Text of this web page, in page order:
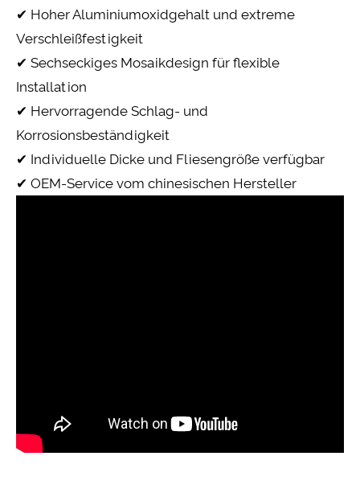
✔ Hoher Aluminiumoxidgehalt und extreme
Verschleißfestigkeit
✔ Sechseckiges Mosaikdesign für flexible
Installation
✔ Hervorragende Schlag- und
Korrosionsbeständigkeit
✔ Individuelle Dicke und Fliesengröße verfügbar
✔ OEM-Service vom chinesischen Hersteller